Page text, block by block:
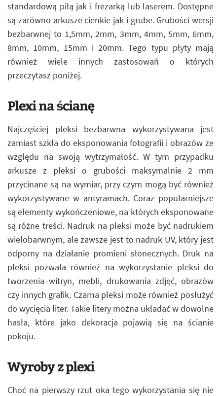
standardową piłą jak i frezarką lub laserem. Dostępne
są zarówno arkusze cienkie jak i grube. Grubości wersji
bezbarwnej to 1,5mm, 2mm, 3mm, 4mm, 5mm, 6mm,
8mm, 10mm, 15mm i 20mm. Tego typu płyty mają
również wiele innych zastosowań o których
przeczytasz poniżej.
Plexi na ścianę
Najczęściej pleksi bezbarwna wykorzystywana jest
zamiast szkła do eksponowania fotografii i obrazów ze
względu na swoją wytrzymałość. W tym przypadku
arkusze z pleksi o grubości maksymalnie 2 mm
przycinane są na wymiar, przy czym mogą być również
wykorzystywane w antyramach. Coraz popularniejsze
są elementy wykończeniowe, na których eksponowane
są różne treści. Nadruk na pleksi może być nadrukiem
wielobarwnym, ale zawsze jest to nadruk UV, który jest
odporny na działanie promieni słonecznych. Druk na
pleksi pozwala również na wykorzystanie pleksi do
tworzenia witryn, mebli, drukowania zdjęć, obrazów
czy innych grafik. Czarna pleksi może również posłużyć
do wycięcia liter. Takie litery można układać w dowolne
hasła, które jako dekoracja pojawią się na ścianie
pokoju.
Wyroby z plexi
Choć na pierwszy rzut oka tego wykorzystania się nie